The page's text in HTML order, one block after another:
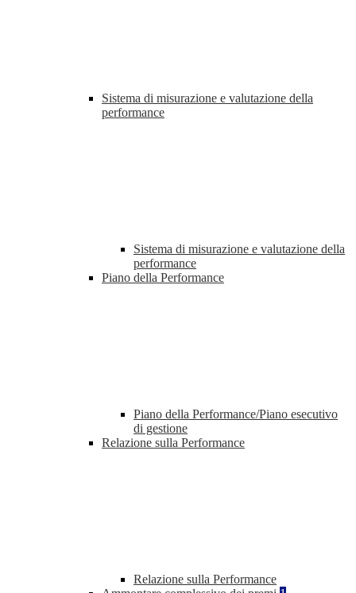
Sistema di misurazione e valutazione della
performance
Sistema di misurazione e valutazione della
performance
Piano della Performance
Piano della Performance/Piano esecutivo
di gestione
Relazione sulla Performance
Relazione sulla Performance